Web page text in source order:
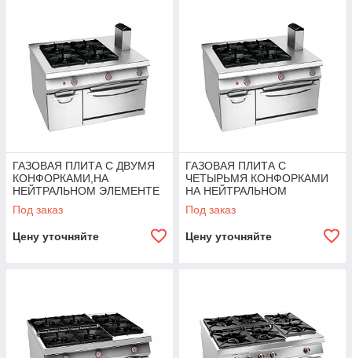
ГАЗОВАЯ ПЛИТА С ДВУМЯ
КОНФОРКАМИ,НА
НЕЙТРАЛЬНОМ ЭЛЕМЕНТЕ
И ГАЗОВОЙ ПЕЧИ
ANGELOPO
Под заказ
Цену уточняйте
ГАЗОВАЯ ПЛИТА С
ЧЕТЫРЬМЯ КОНФОРКАМИ
НА НЕЙТРАЛЬНОМ
ЭЛЕМЕНТЕ И ГАЗОВОЙ
ПЕЧИ ANGELOPO
Под заказ
Цену уточняйте